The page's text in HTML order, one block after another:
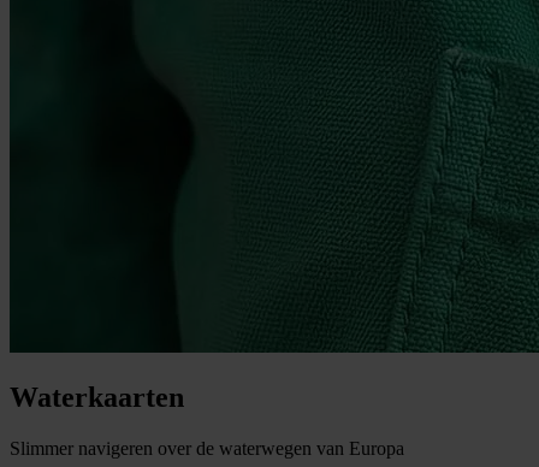
Waterkaarten
Slimmer navigeren over de waterwegen van Europa